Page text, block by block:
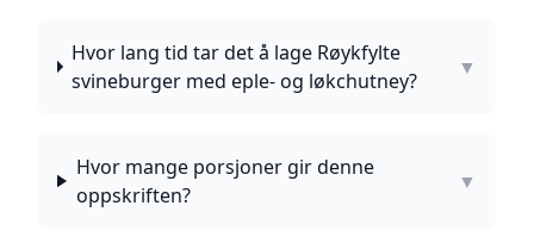
Hvor lang tid tar det å lage Røykfylte
svineburger med eple- og løkchutney?
▼
Hvor mange porsjoner gir denne
oppskriften?
▼